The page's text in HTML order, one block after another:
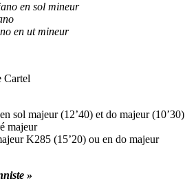
en sol mineur
en ut mineur
Cartel
en sol majeur (12’40) et do majeur (10’30)
majeur
K285 (15’20) ou en do majeur
»